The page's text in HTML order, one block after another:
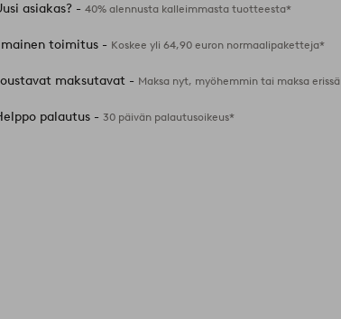
asiakas? -40% alennusta kalleimmasta tuotteesta*
toimitus - Koskee yli 64,90 euron normaalipaketteja*
maksutavat - Maksa nyt, myöhemmin tai maksa erissä
palautus -30 päivän palautusoikeus*